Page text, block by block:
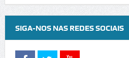
SIGA-NOS NAS REDES SOCIAIS